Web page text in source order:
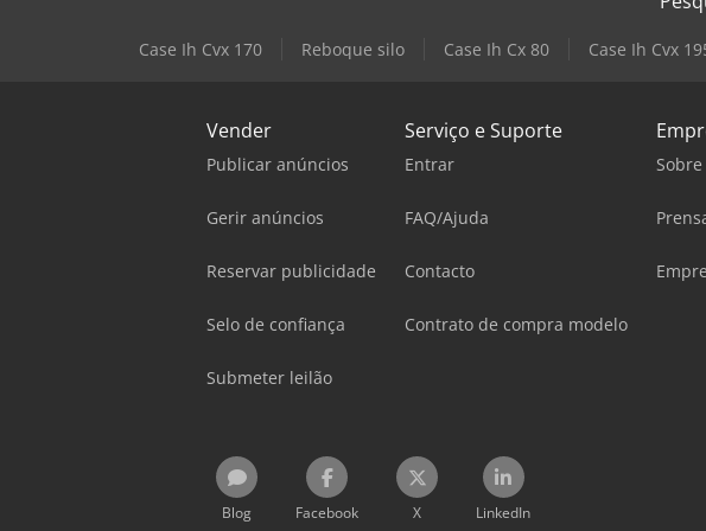
Case Ih Cvx 170 Reboque silo Case Ih Cx 80 Case Ih Cvx
Vender
Publicar anúncios
Gerir anúncios
Reservar publicidade
Selo de confiança
Submeter leilão
Serviço e Suporte
Entrar
FAQ/Ajuda
Contacto
Contrato de compra modelo
Blog Facebook X LinkedIn